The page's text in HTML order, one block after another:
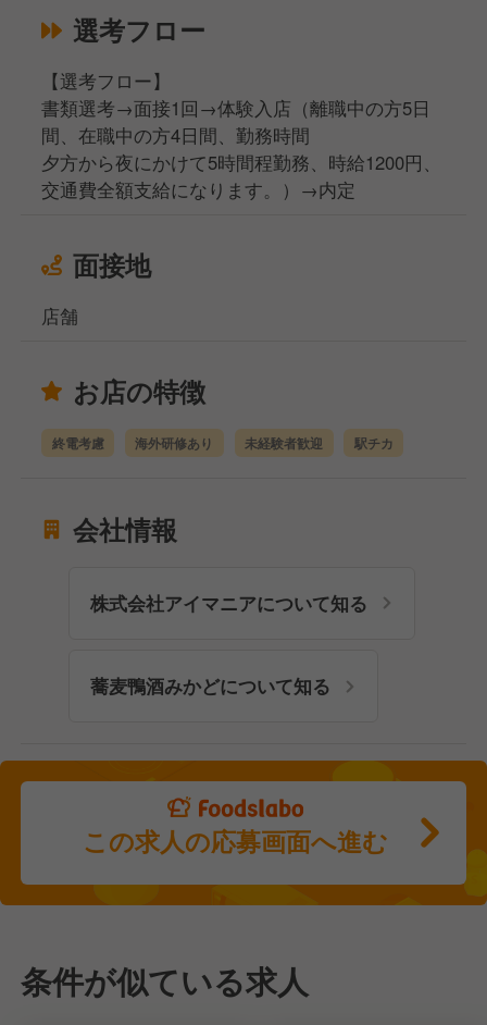
選考フロー
【選考フロー】
書類選考→面接1回→体験入店（離職中の方5日
間、在職中の方4日間、勤務時間
夕方から夜にかけて5時間程勤務、時給1200円、
交通費全額支給になります。）→内定
面接地
店舗
お店の特徴
終電考慮 海外研修あり 未経験者歓迎 駅チカ
会社情報
株式会社アイマニアについて知る
蕎麦鴨酒みかどについて知る
この求人の応募画面へ進む
条件が似ている求人